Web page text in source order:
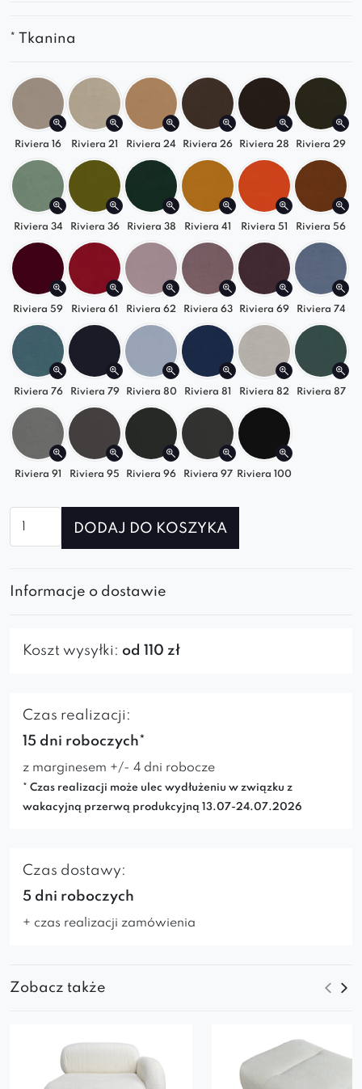
z różnymi stylami aranżacji.
gwarantuje długą żywotność.
Sofa Poppy to idealny wybór do salonu, sypialni i
nowoczesnych przestrzeni wypoczynkowych.
* Tkanina
Riviera 16 Riviera 21 Riviera 24 Riviera 26 Riviera 28 Riviera 29
Riviera 34 Riviera 36 Riviera 38 Riviera 41 Riviera 51 Riviera 56
Riviera 59 Riviera 61 Riviera 62 Riviera 63 Riviera 69 Riviera 74
Riviera 76 Riviera 79 Riviera 80 Riviera 81 Riviera 82 Riviera 87
Riviera 91 Riviera 95 Riviera 96 Riviera 97 Riviera 100
Element
do
Poppy
DODAJ DO KOSZYKA
Informacje o dostawie
Koszt wysyłki: od 110 zł
Czas realizacji:
15 dni roboczych*
z marginesem +/- 4 dni robocze
* Czas realizacji może ulec wydłużeniu w związku z
wakacyjną przerwą produkcyjną 13.07-24.07.2026
Czas dostawy:
5 dni roboczych
+ czas realizacji zamówienia
Zobacz także